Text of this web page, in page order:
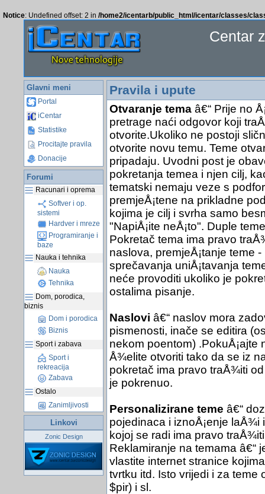
Notice: Undefined offset: 2 in /home2/icentarb/public_html/icentar/classes/
Centar
Glavni meni
Portal
iCentar
Statistike
Procitajte pravila
Donacije
Forumi
Racunari i oprema
Softver i op.
sistemi
Hardver i mreze
Programiranje i
baze
Nauka i tehnika
Nauka
Tehnika
Dom, porodica,
biznis
Dom i porodica
Biznis
Sport i zabava
Sport i
rekreacija
Zabava
Ostalo
Zanimljivosti
Linkovi
Zonic Design
Pravila i upute
Otvaranje temaâ€“ Prije no
pretrage naći odgovor koji
otvorite.Ukoliko ne postoji
otvorite novu temu. Teme
pripadaju. Uvodni post je
pokretanja temea i njen cilj,
tematski nemaju veze s
premjeÅ¡tene na prikladne
kojima je cilj i svrha samo
"NapiÅ¡ite neÅ¡to". Duple
Pokretač tema ima pravo
naslova, premjeÅ¡tanje teme
sprečavanja uniÅ¡tavanja
neće provoditi ukoliko je
ostalima pisanje.
Naslovi â€“ naslov mora
pismenosti, inače se editira
nekom poentom) .PokuÅ¡ajte
Å¾elite otvoriti tako da se iz
pokretač ima pravo traÅ¾iti
je pokrenuo.
Personalizirane teme â€“
pojedinaca i iznoÅ¡enje laÅ¾i
kojoj se radi ima pravo
Reklamiranje na temama â€“
vlastite internet stranice
tvrtku itd. Isto vrijedi i za teme
$pir) i sl.